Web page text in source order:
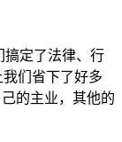
搞定了法律、行
们省下了好多
的主业，其他的